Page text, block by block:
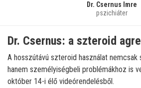
Dr. Csernus Imre
pszichiáter
Dr. Csernus: a szteroid
A hosszútávú szteroid használat nemcsak
hanem személyiségbeli problémákhoz is
október 14-i élő videórendelésből.